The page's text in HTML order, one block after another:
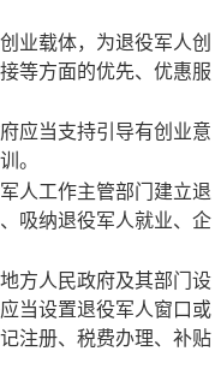
业载体，为退役军人创
等方面的优先、优惠服
应当支持引导有创业意
。
人工作主管部门建立退
吸纳退役军人就业、企
方人民政府及其部门设
当设置退役军人窗口或
注册、税费办理、补贴